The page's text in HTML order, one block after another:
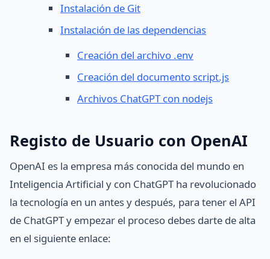
Instalación de Git
Instalación de las dependencias
Creación del archivo .env
Creación del documento script.js
Archivos ChatGPT con nodejs
Registo de Usuario con OpenAI
OpenAI es la empresa más conocida del mundo en
Inteligencia Artificial y con ChatGPT ha revolucionado
la tecnología en un antes y después, para tener el API
de ChatGPT y empezar el proceso debes darte de alta
en el siguiente enlace: